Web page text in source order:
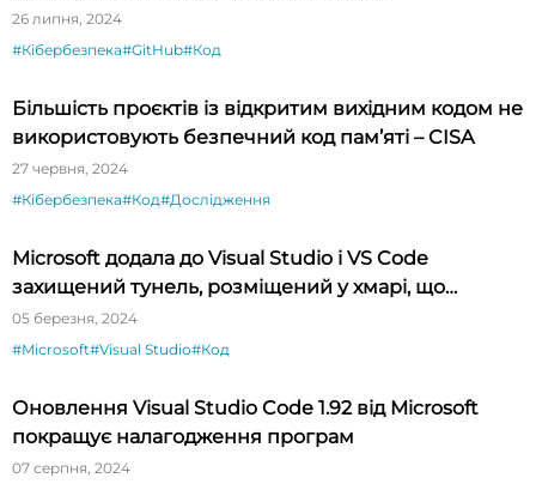
26 липня, 2024
#Кібербезпека#GitHub#Код
Більшість проєктів із відкритим вихідним кодом не
використовують безпечний код пам’яті – CISA
27 червня, 2024
#Кібербезпека#Код#Дослідження
Microsoft додала до Visual Studio і VS Code
захищений тунель, розміщений у хмарі, що
спрощує тестування API
05 березня, 2024
#Microsoft#Visual Studio#Код
Оновлення Visual Studio Code 1.92 від Microsoft
покращує налагодження програм
07 серпня, 2024